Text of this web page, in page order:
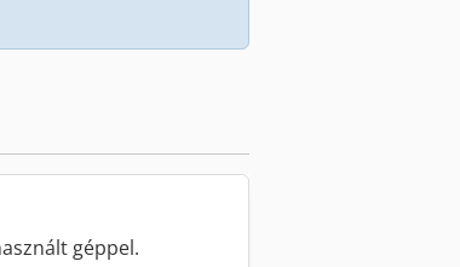
géppel.